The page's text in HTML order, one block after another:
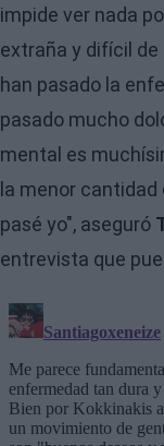
impide ver nada
extraña y difícil de
han pasado la
pasado mucho
mental es
la menor cantidad
pasé yo", aseguró
entrevista que